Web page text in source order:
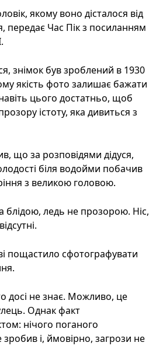
якому воно дісталося від
передає Час Пік з посиланням
знімок був зроблений в 1930
якість фото залишає бажати
цього достатньо, щоб
істоту, яка дивиться з
що за розповідями дідуся,
біля водойми побачив
з великою головою.
блідою, ледь не прозорою. Ніс,
пощастило сфотографувати
досі не знає. Можливо, це
Однак факт
нічого поганого
і, ймовірно, загрози не